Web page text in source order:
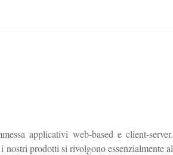
applicativi web-based e client-server.
prodotti si rivolgono essenzialmente al